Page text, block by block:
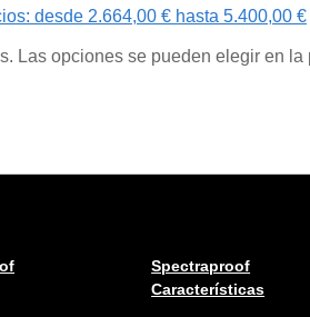
desde 2.664,00 € hasta 5.400,00 €
Las opciones se pueden elegir en
Spectraproof
Características